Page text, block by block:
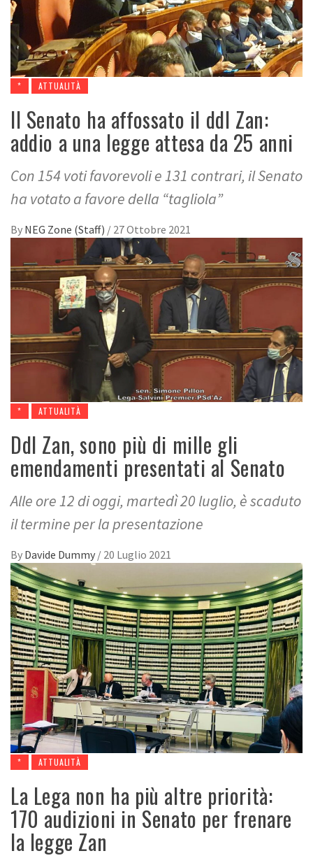
* ATTUALITÀ
Il Senato ha affossato il ddl Zan:
addio a una legge attesa da 25 anni
Con 154 voti favorevoli e 131 contrari, il Senato
ha votato a favore della “tagliola”
By NEG Zone (Staff) / 27 Ottobre 2021
* ATTUALITÀ
Ddl Zan, sono più di mille gli
emendamenti presentati al Senato
Alle ore 12 di oggi, martedì 20 luglio, è scaduto
il termine per la presentazione
By Davide Dummy / 20 Luglio 2021
* ATTUALITÀ
La Lega non ha più altre priorità:
170 audizioni in Senato per frenare
la legge Zan